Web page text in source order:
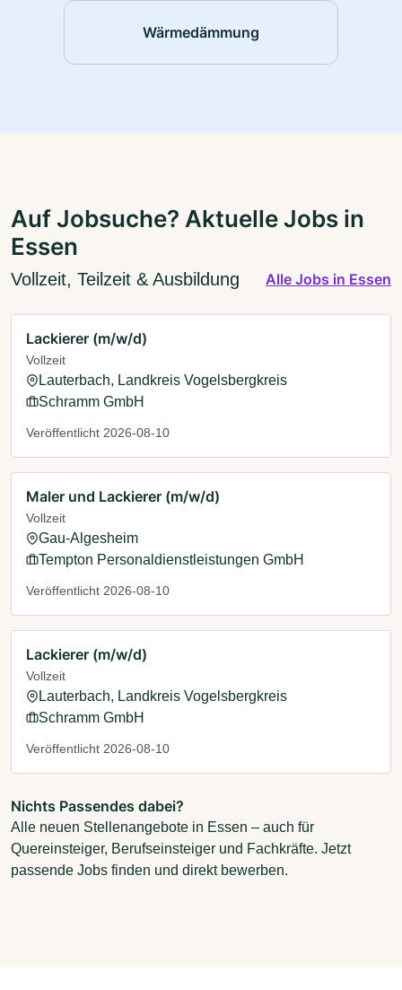
Wärmedämmung
Auf Jobsuche? Aktuelle Jobs in
Essen
Vollzeit, Teilzeit & Ausbildung Alle Jobs in Essen
Lackierer (m/w/d)
Vollzeit
Lauterbach, Landkreis Vogelsbergkreis
Schramm GmbH
Veröffentlicht 2026-08-10
Maler und Lackierer (m/w/d)
Vollzeit
Gau-Algesheim
Tempton Personaldienstleistungen GmbH
Veröffentlicht 2026-08-10
Lackierer (m/w/d)
Vollzeit
Lauterbach, Landkreis Vogelsbergkreis
Schramm GmbH
Veröffentlicht 2026-08-10
Nichts Passendes dabei?
Alle neuen Stellenangebote in Essen – auch für
Quereinsteiger, Berufseinsteiger und Fachkräfte. Jetzt
passende Jobs finden und direkt bewerben.